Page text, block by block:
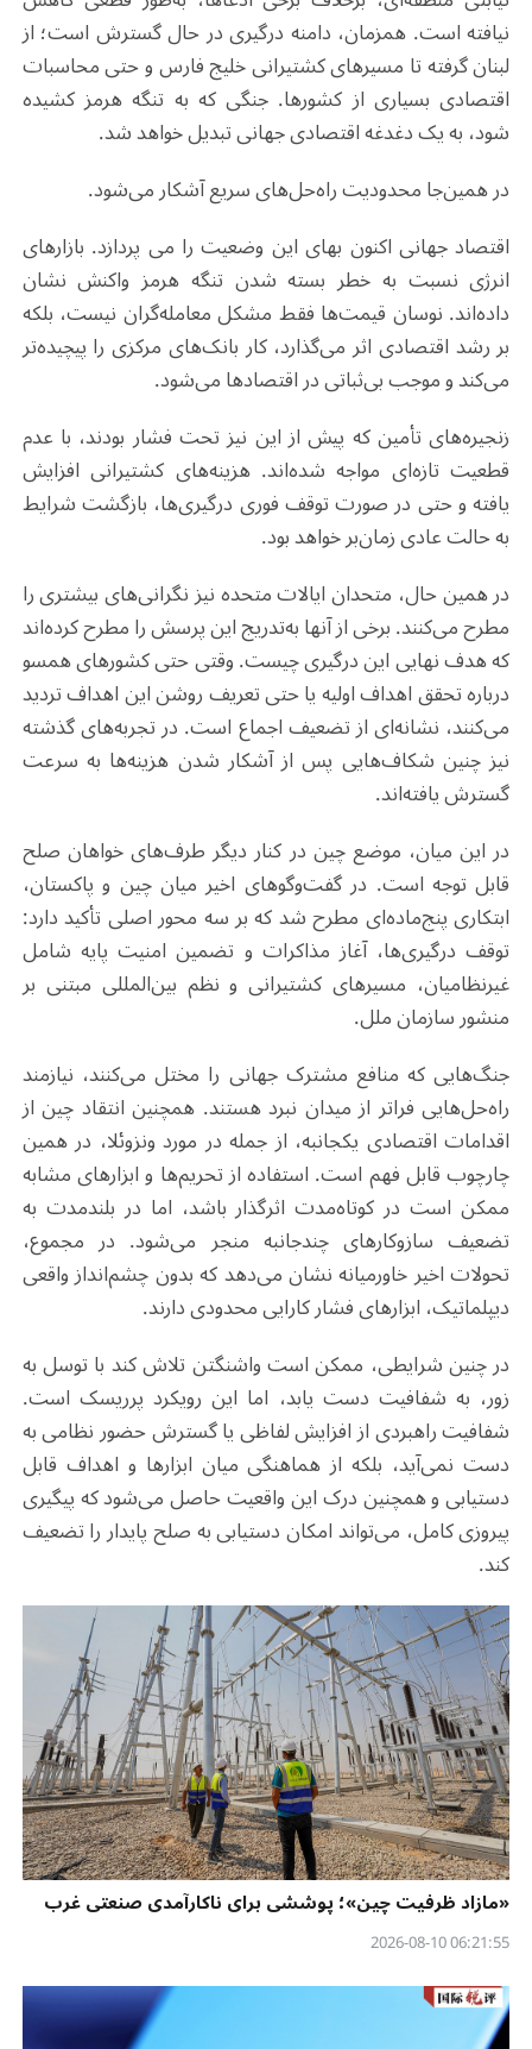
نیافته است. همزمان، دامنه درگیری در حال گسترش است؛ از
لبنان گرفته تا مسیرهای کشتیرانی خلیج فارس و حتی محاسبات
اقتصادی بسیاری از کشورها. جنگی که به تنگه هرمز کشیده
شود، به یک دغدغه اقتصادی جهانی تبدیل خواهد شد.
در همین‌جا محدودیت راه‌حل‌های سریع آشکار می‌شود.
اقتصاد جهانی اکنون بهای این وضعیت را می‌ پردازد. بازارهای
انرژی نسبت به خطر بسته شدن تنگه هرمز واکنش نشان
داده‌اند. نوسان قیمت‌ها فقط مشکل معامله‌گران نیست، بلکه
بر رشد اقتصادی اثر می‌گذارد، کار بانک‌های مرکزی را پیچیده‌تر
می‌کند و موجب بی‌ثباتی در اقتصادها می‌شود.
زنجیره‌های تأمین که پیش از این نیز تحت فشار بودند، با عدم
قطعیت تازه‌ای مواجه شده‌اند. هزینه‌های کشتیرانی افزایش
یافته و حتی در صورت توقف فوری درگیری‌ها، بازگشت شرایط
به حالت عادی زمان‌بر خواهد بود.
در همین حال، متحدان ایالات متحده نیز نگرانی‌های بیشتری را
مطرح می‌کنند. برخی از آنها به‌تدریج این پرسش را مطرح کرده‌اند
که هدف نهایی این درگیری چیست. وقتی حتی کشورهای همسو
درباره تحقق اهداف اولیه یا حتی تعریف روشن این اهداف تردید
می‌کنند، نشانه‌ای از تضعیف اجماع است. در تجربه‌های گذشته
نیز چنین شکاف‌هایی پس از آشکار شدن هزینه‌ها به سرعت
گسترش یافته‌اند.
در این میان، موضع چین در کنار دیگر طرف‌های خواهان صلح
قابل توجه است. در گفت‌وگوهای اخیر میان چین و پاکستان،
ابتکاری پنج‌ماده‌ای مطرح شد که بر سه محور اصلی تأکید دارد:
توقف درگیری‌ها، آغاز مذاکرات و تضمین امنیت پایه شامل
غیرنظامیان، مسیرهای کشتیرانی و نظم بین‌المللی مبتنی بر
منشور سازمان ملل.
جنگ‌هایی که منافع مشترک جهانی را مختل می‌کنند، نیازمند
راه‌حل‌هایی فراتر از میدان نبرد هستند. همچنین انتقاد چین از
اقدامات اقتصادی یکجانبه، از جمله در مورد ونزوئلا، در همین
چارچوب قابل فهم است. استفاده از تحریم‌ها و ابزارهای مشابه
ممکن است در کوتاه‌مدت اثرگذار باشد، اما در بلندمدت به
تضعیف سازوکارهای چندجانبه منجر می‌شود. در مجموع،
تحولات اخیر خاورمیانه نشان می‌دهد که بدون چشم‌انداز واقعی
دیپلماتیک، ابزارهای فشار کارایی محدودی دارند.
در چنین شرایطی، ممکن است واشنگتن تلاش کند با توسل به
زور، به شفافیت دست یابد، اما این رویکرد پرریسک است.
شفافیت راهبردی از افزایش لفاظی یا گسترش حضور نظامی به
دست نمی‌آید، بلکه از هماهنگی میان ابزارها و اهداف قابل
دستیابی و همچنین درک این واقعیت حاصل می‌شود که پیگیری
پیروزی کامل، می‌تواند امکان دستیابی به صلح پایدار را تضعیف
کند.
«مازاد ظرفیت چین»؛ پوششی برای ناکارآمدی صنعتی غرب
06:21:55 2026-08-10